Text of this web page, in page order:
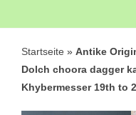
Startseite » Antike
Dolch choora dagger
Khybermesser 19th to